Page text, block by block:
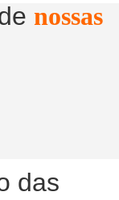
nossas
das